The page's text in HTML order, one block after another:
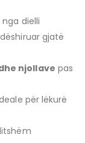
dielli
gjatë
njollave pas
për lëkurë